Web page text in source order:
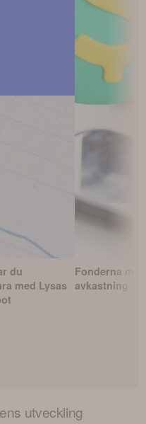
du
med Lysas
Fonderna
avkastning
utveckling